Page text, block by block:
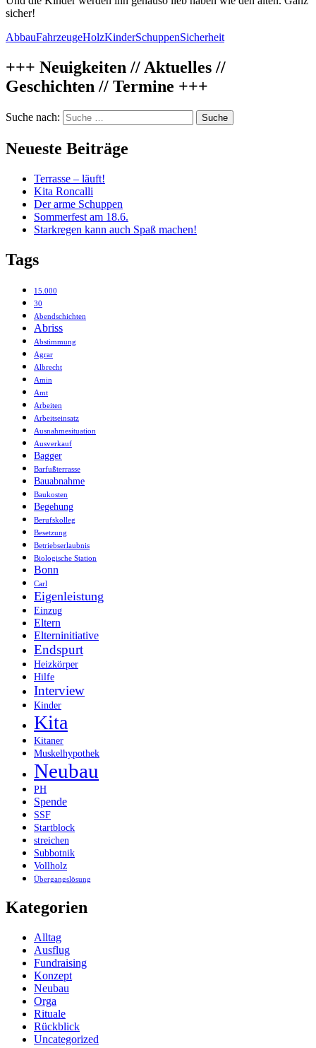
sicher!
AbbauFahrzeugeHolzKinderSchuppenSicherheit
+++ Neuigkeiten // Aktuelles //
Geschichten // Termine +++
Suche nach:
Neueste Beiträge
Terrasse – läuft!
Kita Roncalli
Der arme Schuppen
Sommerfest am 18.6.
Starkregen kann auch Spaß machen!
Tags
15.000
30
Abendschichten
Abriss
Abstimmung
Agrar
Albrecht
Amin
Amt
Arbeiten
Arbeitseinsatz
Ausnahmesituation
Ausverkauf
Bagger
Barfußterrasse
Bauabnahme
Baukosten
Begehung
Berufskolleg
Besetzung
Betriebserlaubnis
Biologische Station
Bonn
Carl
Eigenleistung
Einzug
Eltern
Elterninitiative
Endspurt
Heizkörper
Hilfe
Interview
Kinder
Kita
Kitaner
Muskelhypothek
Neubau
PH
Spende
SSF
Startblock
streichen
Subbotnik
Vollholz
Übergangslösung
Kategorien
Alltag
Ausflug
Fundraising
Konzept
Neubau
Orga
Rituale
Rückblick
Uncategorized